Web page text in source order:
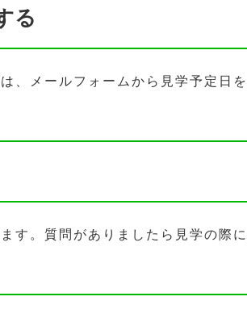
る
、メールフォームから見学予定日
す。質問がありましたら見学の際